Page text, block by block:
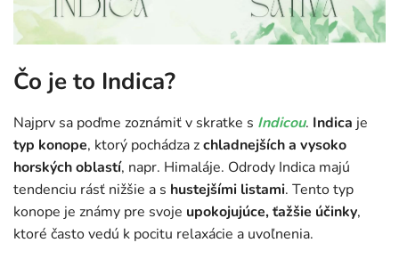
Čo je to Indica?
Najprv sa poďme zoznámiť v skratke s Indicou. Indica je
typ konope, ktorý pochádza zchladnejších a vysoko
horských oblastí, napr. Himaláje. Odrody Indica majú
tendenciu rásť nižšie a s hustejšími listami. Tento typ
konope je známy pre svoje upokojujúce, ťažšie účinky,
ktoré často vedú k pocitu relaxácie a uvoľnenia.